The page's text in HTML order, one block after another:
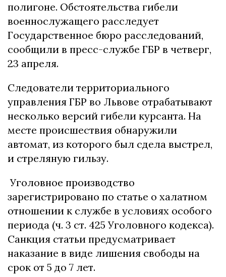
полигоне. Обстоятельства гибели
военнослужащего расследует
Государственное бюро расследований,
сообщили в пресс-службе ГБР в четверг,
23 апреля.
Следователи территориального
управления ГБР во Львове отрабатывают
несколько версий гибели курсанта. На
месте происшествия обнаружили
автомат, из которого был сдела выстрел,
и стреляную гильзу.
Уголовное производство
зарегистрировано по статье о халатном
отношении к службе в условиях особого
периода (ч. 3 ст. 425 Уголовного кодекса).
Санкция статьи предусматривает
наказание в виде лишения свободы на
срок от 5 до 7 лет.